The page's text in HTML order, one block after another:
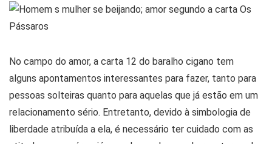
No campo do amor, a carta 12 do baralho cigano tem
alguns apontamentos interessantes para fazer, tanto para
pessoas solteiras quanto para aquelas que já estão em um
relacionamento sério. Entretanto, devido à simbologia de
liberdade atribuída a ela, é necessário ter cuidado com as